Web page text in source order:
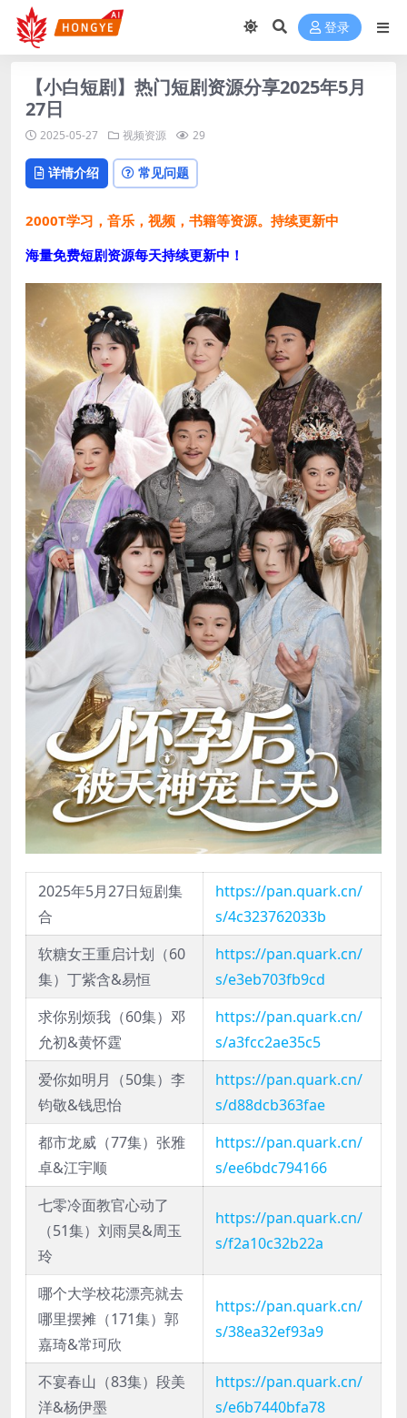
登录
【小白短剧】热门短剧资源分享2025年5月
27日
2025-05-27 视频资源 29
详情介绍 常见问题
2000T学习，音乐，视频，书籍等资源。持续更新中
海量免费短剧资源每天持续更新中！
2025年5月27日短剧集
合
https://pan.quark.cn/
s/4c323762033b
软糖女王重启计划（60
集）丁紫含&易恒
https://pan.quark.cn/
s/e3eb703fb9cd
求你别烦我（60集）邓
允初&黄怀霆
https://pan.quark.cn/
s/a3fcc2ae35c5
爱你如明月（50集）李
钧敬&钱思怡
https://pan.quark.cn/
s/d88dcb363fae
都市龙威（77集）张雅
卓&江宇顺
https://pan.quark.cn/
s/ee6bdc794166
七零冷面教官心动了
（51集）刘雨昊&周玉
玲
https://pan.quark.cn/
s/f2a10c32b22a
哪个大学校花漂亮就去
哪里摆摊（171集）郭
嘉琦&常珂欣
https://pan.quark.cn/
s/38ea32ef93a9
不宴春山（83集）段美
洋&杨伊墨
https://pan.quark.cn/
s/e6b7440bfa78